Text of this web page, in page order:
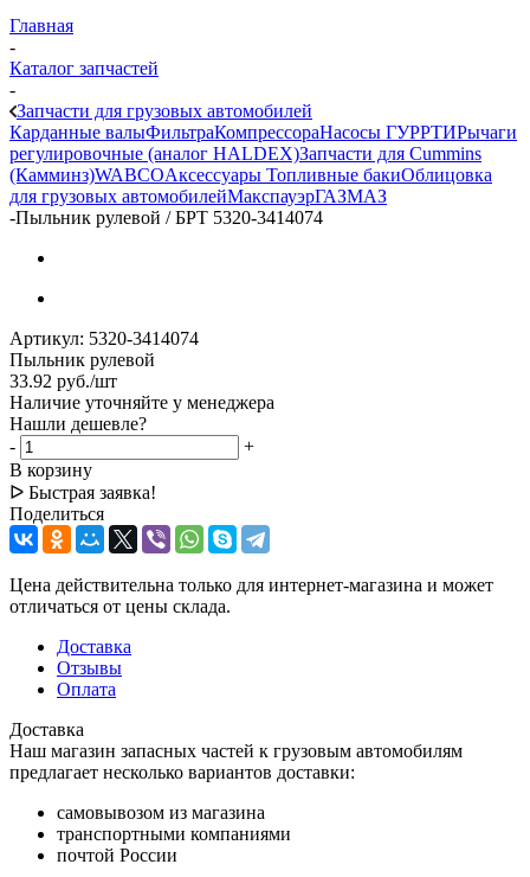
Главная
-
Каталог запчастей
-
Запчасти для грузовых автомобилей
Карданные валыФильтраКомпрессораНасосы ГУРРТИРычаги
регулировочные (аналог HALDEX)Запчасти для Cummins
(Камминз)WABCOАксессуары Топливные бакиОблицовка
для грузовых автомобилейМакспауэрГАЗМАЗ
-Пыльник рулевой / БРТ 5320-3414074
Артикул: 5320-3414074
Пыльник рулевой
33.92 руб./шт
Наличие уточняйте у менеджера
Нашли дешевле?
-
+
В корзину
ᐅ Быстрая заявка!
Поделиться
Цена действительна только для интернет-магазина и может
отличаться от цены склада.
Доставка
Отзывы
Оплата
Доставка
Наш магазин запасных частей к грузовым автомобилям
предлагает несколько вариантов доставки:
самовывозом из магазина
транспортными компаниями
почтой России